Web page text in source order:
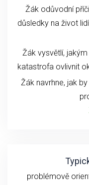
Žák odůvodní
důsledky na život
Žák vysvětlí,
katastrofa ovlivnit
Žák navrhne, jak
problémově